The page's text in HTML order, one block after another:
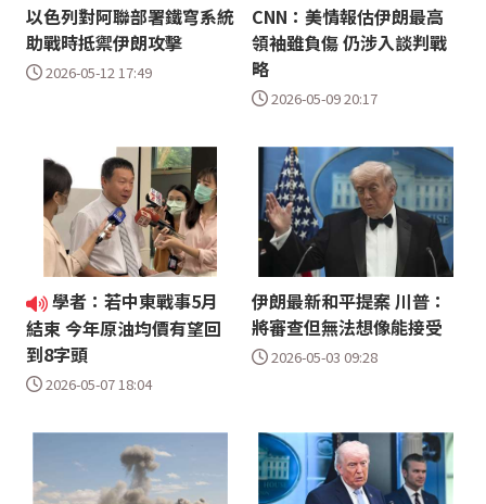
以色列對阿聯部署鐵穹系統
助戰時抵禦伊朗攻擊
2026-05-12 17:49
CNN：美情報估伊朗最高
領袖雖負傷 仍涉入談判戰
略
2026-05-09 20:17
學者：若中東戰事5月
結束 今年原油均價有望回
到8字頭
2026-05-07 18:04
伊朗最新和平提案 川普：
將審查但無法想像能接受
2026-05-03 09:28